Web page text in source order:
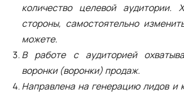
количество целевой аудитории.
стороны, самостоятельно
можете.
В работе с аудиторией
воронки (воронки) продаж.
Направлена на генерацию лидов и